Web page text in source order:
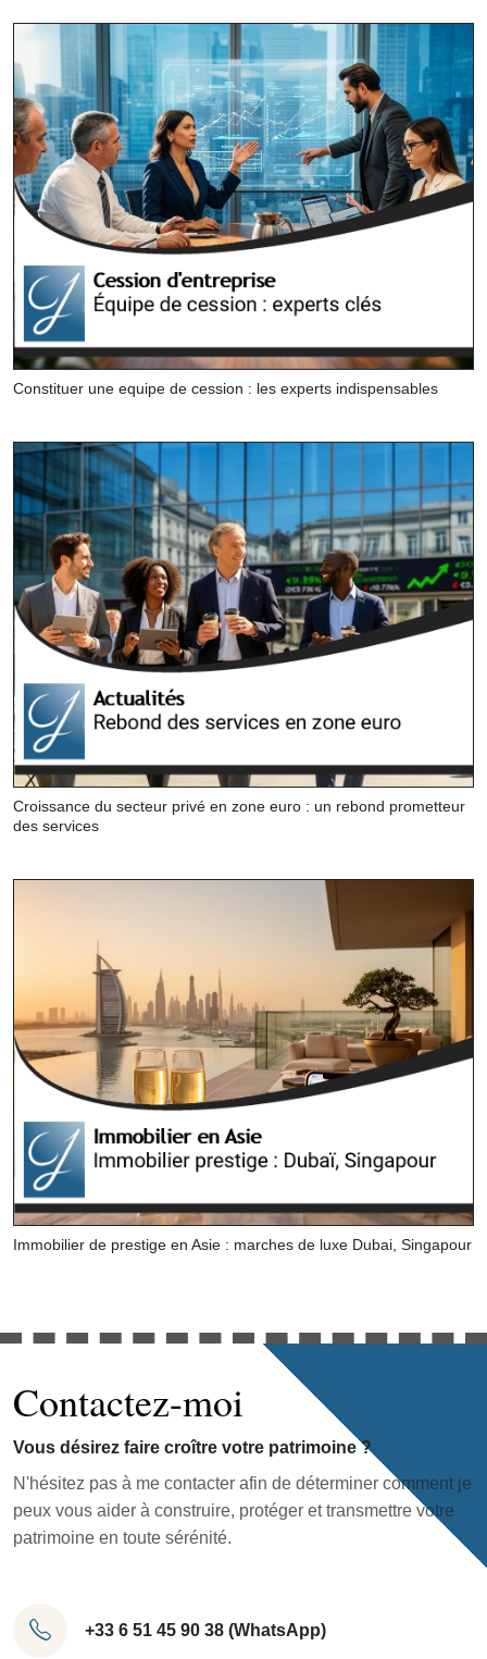
Constituer une equipe de cession : les experts indispensables
Croissance du secteur privé en zone euro : un rebond prometteur
des services
Immobilier de prestige en Asie : marches de luxe Dubai, Singapour
Contactez-moi
Vous désirez faire croître votre patrimoine ?
N'hésitez pas à me contacter afin de déterminer comment je
peux vous aider à construire, protéger et transmettre votre
patrimoine en toute sérénité.
+33 6 51 45 90 38 (WhatsApp)